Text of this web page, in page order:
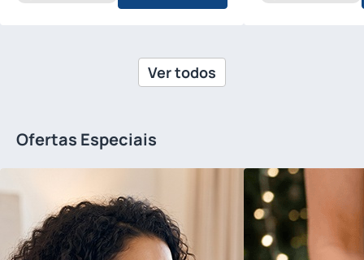
Ver todos
Ofertas Especiais